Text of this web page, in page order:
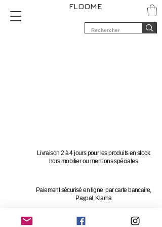
FLOOME
Livraison 2 à 4 jours pour les produits en stock
hors mobilier ou mentions spéciales
Paiement sécurisé en ligne par carte bancaire,
Paypal, Klarna
Vous avez 14 jours pour changer d'avis